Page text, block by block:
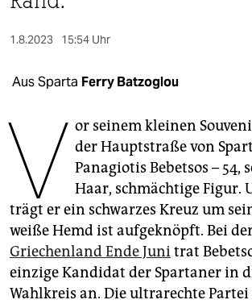
abo
epaper login
1.8.2023 15:54 Uhr
Aus Sparta Ferry Batzoglou
V or seinem kleinen
der Hauptstraße von
Panagiotis Bebetsos – 54,
Haar, schmächtige Figur.
trägt er ein schwarzes Kreuz um
weiße Hemd ist aufgeknöpft. Bei
Griechenland Ende Junitrat
einzige Kandidat der Spartaner in
Wahlkreis an. Die ultrarechte